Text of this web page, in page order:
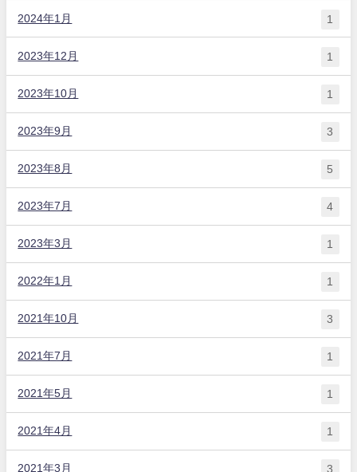
2024年1月 1
2023年12月 1
2023年10月 1
2023年9月 3
2023年8月 5
2023年7月 4
2023年3月 1
2022年1月 1
2021年10月 3
2021年7月 1
2021年5月 1
2021年4月 1
2021年3月 3